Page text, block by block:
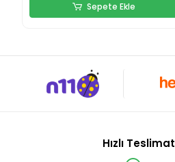
Sepete Ekle
Hızlı Teslimat